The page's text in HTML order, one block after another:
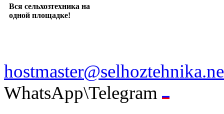
Вся сельхозтехника на
одной площадке!
WhatsApp\Telegram